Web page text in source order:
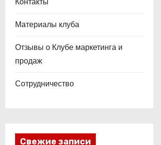
Материалы клуба
Отзывы о Клубе маркетинга и
продаж
Сотрудничество
Свежие записи